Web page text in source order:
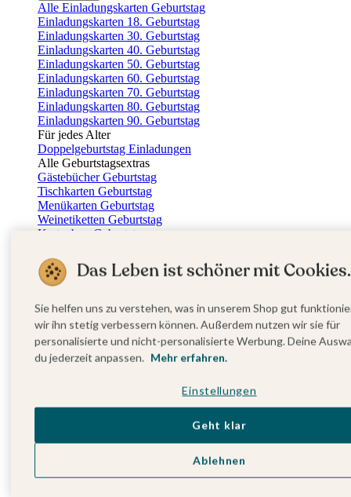
Alle Einladungskarten Geburtstag
Einladungskarten 18. Geburtstag
Einladungskarten 30. Geburtstag
Einladungskarten 40. Geburtstag
Einladungskarten 50. Geburtstag
Einladungskarten 60. Geburtstag
Einladungskarten 70. Geburtstag
Einladungskarten 80. Geburtstag
Einladungskarten 90. Geburtstag
Für jedes Alter
Doppelgeburtstag Einladungen
Alle Geburtstagsextras
Gästebücher Geburtstag
Tischkarten Geburtstag
Menükarten Geburtstag
Weinetiketten Geburtstag
Kartenbox Geburtstag
Dankeskarten Geburtstag
Fotobuch Geburtstag
Eventplattform
Einladungskarten Kindergeburtstag
Kindergeburtstag Jungen
Kindergeburtstag Mädchen
Kindergeburtstag Unisex
Einladungskarten 1. Geburtstag
Fotobücher
Fotohalter
Notizbücher
Das Leben ist schöner mit Cookies.
Sie helfen uns zu verstehen, was in unserem Shop gut
wir ihn stetig verbessern können. Außerdem nutzen wir sie für
personalisierte und nicht-personalisierte Werbung. Deine
du jederzeit anpassen. Mehr erfahren.
Einstellungen
Ablehnen
Geht klar